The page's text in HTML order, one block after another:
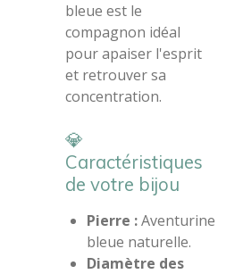
bleue est le
compagnon idéal
pour apaiser l'esprit
et retrouver sa
concentration.
​💎
Caractéristiques
de votre bijou
Pierre :Aventurine
bleue naturelle.
Diamètre des